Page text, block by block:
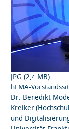
JPG (2,4 MB)
hFMA-
Dr. Benedikt
Kreiker
und